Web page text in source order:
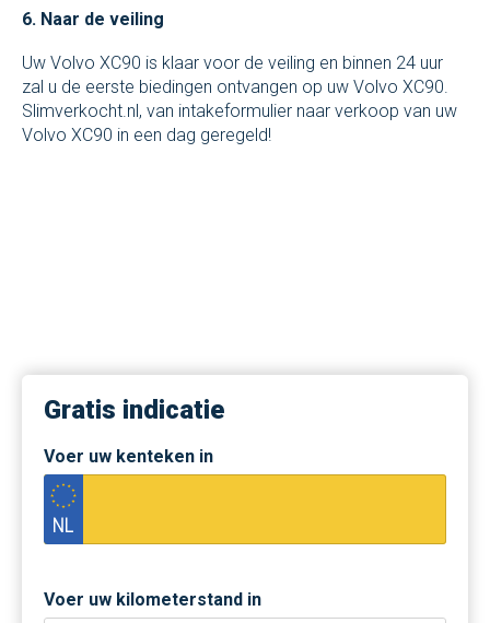
6. Naar de veiling
Uw Volvo XC90 is klaar voor de veiling en binnen 24 uur
zal u de eerste biedingen ontvangen op uw Volvo XC90.
Slimverkocht.nl, van intakeformulier naar verkoop van uw
Volvo XC90 in een dag geregeld!
Gratis indicatie
Voer uw kenteken in
Voer uw kilometerstand in